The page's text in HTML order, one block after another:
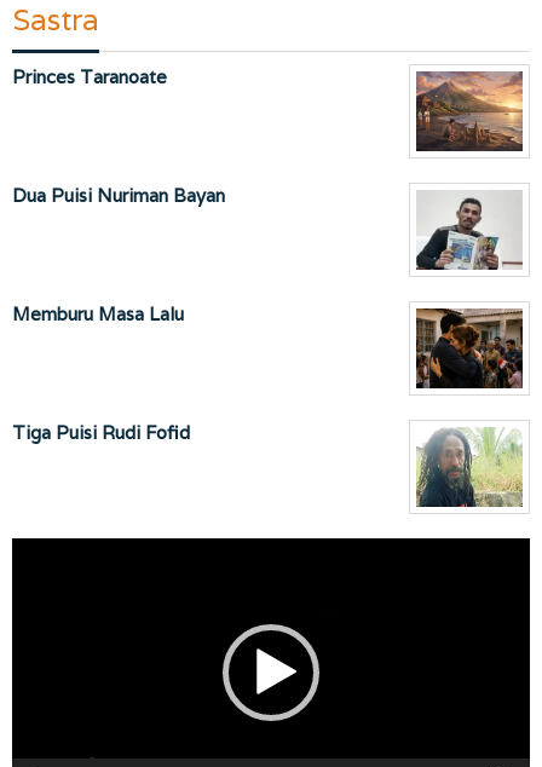
Sastra
Princes Taranoate
Dua Puisi Nuriman Bayan
Memburu Masa Lalu
Tiga Puisi Rudi Fofid